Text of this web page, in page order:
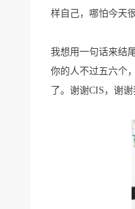
样自己，哪怕今天
我想用一句话来结
你的人不过五六个
了。谢谢CIS，谢